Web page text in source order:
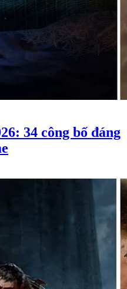
34 công bố đáng